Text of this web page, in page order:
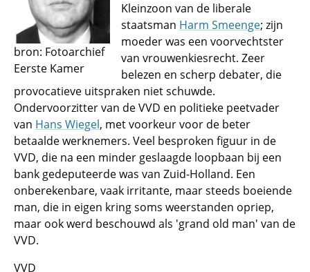
bron: Fotoarchief
Eerste Kamer
Kleinzoon van de liberale
staatsman Harm Smeenge; zijn
moeder was een voorvechtster
van vrouwenkiesrecht. Zeer
belezen en scherp debater, die
provocatieve uitspraken niet schuwde.
Ondervoorzitter van de VVD en politieke peetvader
van Hans Wiegel, met voorkeur voor de beter
betaalde werknemers. Veel besproken figuur in de
VVD, die na een minder geslaagde loopbaan bij een
bank gedeputeerde was van Zuid-Holland. Een
onberekenbare, vaak irritante, maar steeds boeiende
man, die in eigen kring soms weerstanden opriep,
maar ook werd beschouwd als 'grand old man' van de
VVD.
VVD